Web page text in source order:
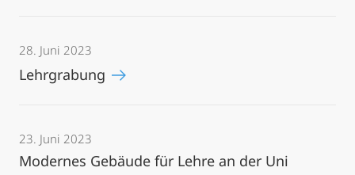
28. Juni 2023
Lehrgrabung
23. Juni 2023
Modernes Gebäude für Lehre an der Uni